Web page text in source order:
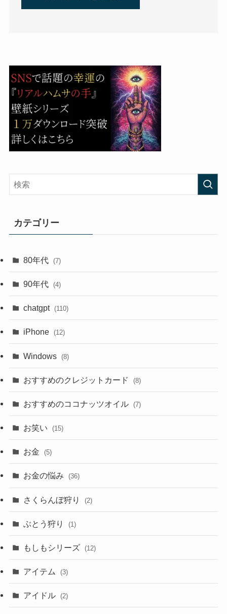
カテゴリー
80年代 (7)
90年代 (4)
chatgpt (110)
iPhone (12)
Windows (8)
おすすめのクレジットカード (8)
おすすめのココナッツオイル (7)
お笑い (15)
お金 (5)
お金の悩み (36)
さくらんぼ狩り (2)
ぶとう狩り (1)
もしもシリーズ (12)
アイテム (3)
アイドル (2)